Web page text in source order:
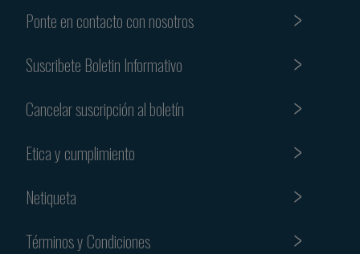
Ponte en contacto con nosotros
Suscribete Boletin Informativo
Cancelar suscripción al boletín
Etica y cumplimiento
Netiqueta
Términos y Condiciones